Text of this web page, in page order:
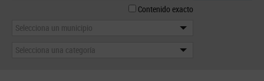
Contenido exacto
Selecciona un municipio
Selecciona una categoría